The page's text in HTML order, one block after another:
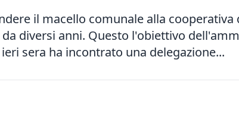
il macello comunale alla
diversi anni. Questo l'obiettivo
sera ha incontrato una delegazione...